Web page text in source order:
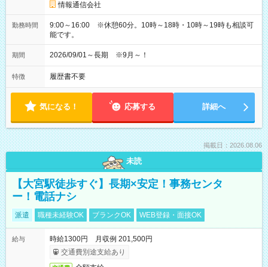
情報通信会社
勤務時間
9:00～16:00 ※休憩60分。10時～18時・10時～19時も相談可
能です。
期間 2026/09/01～長期 ※9月～！
特徴 履歴書不要
気になる！ 応募する 詳細へ
掲載日：2026.08.06
未読
【大宮駅徒歩すぐ】長期×安定！事務センタ
ー！電話ナシ
派遣 職種未経験OK ブランクOK WEB登録・面接OK
給与
時給1300円 月収例 201,500円
交通費別途支給あり